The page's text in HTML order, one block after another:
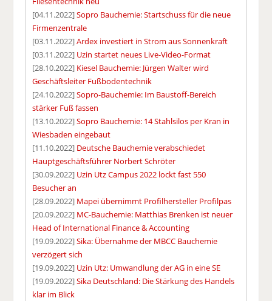
[04.11.2022]Sopro Bauchemie: Startschuss für die neue
Firmenzentrale
[03.11.2022]Ardex investiert in Strom aus Sonnenkraft
[03.11.2022] Uzin startet neues Live-Video-Format
[28.10.2022] Kiesel Bauchemie: Jürgen Walter wird
Geschäftsleiter Fußbodentechnik
[24.10.2022]Sopro-Bauchemie: Im Baustoff-Bereich
stärker Fuß fassen
[13.10.2022]Sopro Bauchemie: 14 Stahlsilos per Kran in
Wiesbaden eingebaut
[11.10.2022] Deutsche Bauchemie verabschiedet
Hauptgeschäftsführer Norbert Schröter
[30.09.2022] Uzin Utz Campus 2022 lockt fast 550
Besucher an
[28.09.2022] Mapei übernimmt Profilhersteller Profilpas
[20.09.2022] MC-Bauchemie: Matthias Brenken ist neuer
Head of International Finance & Accounting
[19.09.2022]Sika: Übernahme der MBCC Bauchemie
verzögert sich
[19.09.2022] Uzin Utz: Umwandlung der AG in eine SE
[19.09.2022]Sika Deutschland: Die Stärkung des Handels
klar im Blick